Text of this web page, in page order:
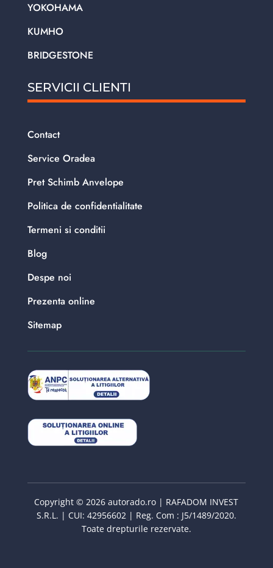
YOKOHAMA
KUMHO
BRIDGESTONE
SERVICII CLIENTI
Contact
Service Oradea
Pret Schimb Anvelope
Politica de confidentialitate
Termeni si conditii
Blog
Despe noi
Prezenta online
Sitemap
Copyright © 2026 autorado.ro | RAFADOM INVEST
S.R.L. | CUI: 42956602 | Reg. Com : J5/1489/2020.
Toate drepturile rezervate.